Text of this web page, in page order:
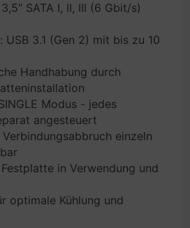
SATA I, II, III (6 Gbit/s)
3.1 (Gen 2) mit bis zu 10
Handhabung durch
Modus - jedes
angesteuert
einzeln
in Verwendung und
optimale Kühlung und